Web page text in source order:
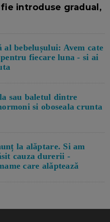
introduse gradual,
bebelușului: Avem cate
fiecare luna - si ai
sau baletul dintre
si oboseala crunta
la alăptare. Si am
cauza durerii -
care alăptează